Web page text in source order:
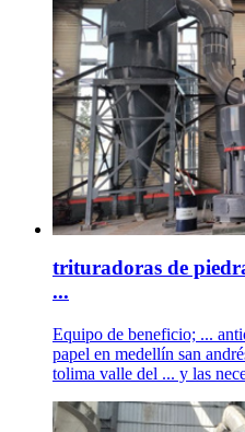
trituradoras de
...
Equipo de beneficio; ...
papel en medellín san
tolima valle del ... y las